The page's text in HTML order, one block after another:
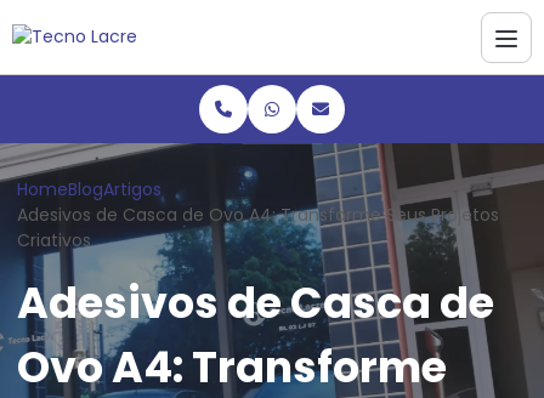
HomeBlogArtigos
Adesivos de Casca de Ovo A4: Transforme Seus Projetos
Criativos
Adesivos de Casca de
Ovo A4: Transforme